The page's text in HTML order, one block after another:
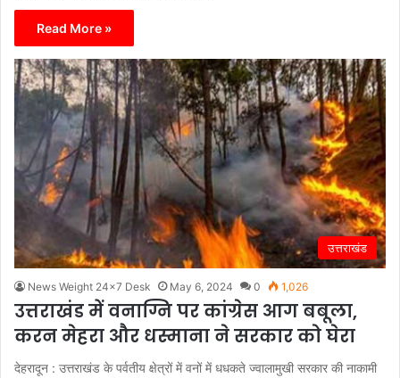
Read More »
उत्तराखंड
News Weight 24x7 Desk May 6, 2024 0 1,026
उत्तराखंड में वनाग्नि पर कांग्रेस आग बबूला,
करन मेहरा और धस्माना ने सरकार को घेरा
देहरादून : उत्तराखंड के पर्वतीय क्षेत्रों में वनों में धधकते ज्वालामुखी सरकार की नाकामी